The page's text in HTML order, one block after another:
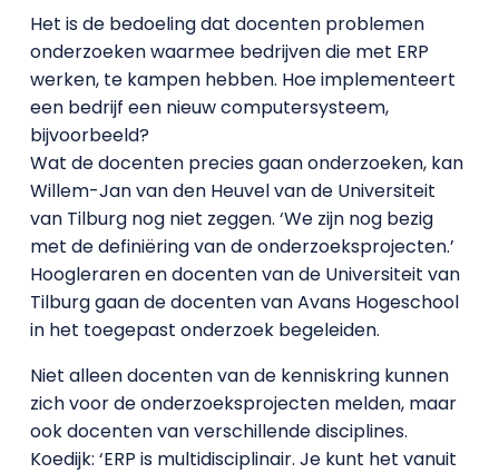
Het is de bedoeling dat docenten problemen
onderzoeken waarmee bedrijven die met ERP
werken, te kampen hebben. Hoe implementeert
een bedrijf een nieuw computersysteem,
bijvoorbeeld?
Wat de docenten precies gaan onderzoeken, kan
Willem-Jan van den Heuvel van de Universiteit
van Tilburg nog niet zeggen. ‘We zijn nog bezig
met de definiëring van de onderzoeksprojecten.’
Hoogleraren en docenten van de Universiteit van
Tilburg gaan de docenten van Avans Hogeschool
in het toegepast onderzoek begeleiden.
Niet alleen docenten van de kenniskring kunnen
zich voor de onderzoeksprojecten melden, maar
ook docenten van verschillende disciplines.
Koedijk: ‘ERP is multidisciplinair. Je kunt het vanuit